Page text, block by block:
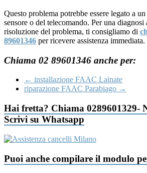
Questo problema potrebbe essere legato a
sensore o del telecomando. Per una diagnosi
risoluzione del problema, ti consigliamo di
89601346 per ricevere assistenza immediata.
Chiama 02 89601346 anche per:
← installazione FAAC Lainate
riparazione FAAC Parabiago →
Hai fretta? Chiama 0289601329-
Scrivi su Whatsapp
Puoi anche compilare il modulo